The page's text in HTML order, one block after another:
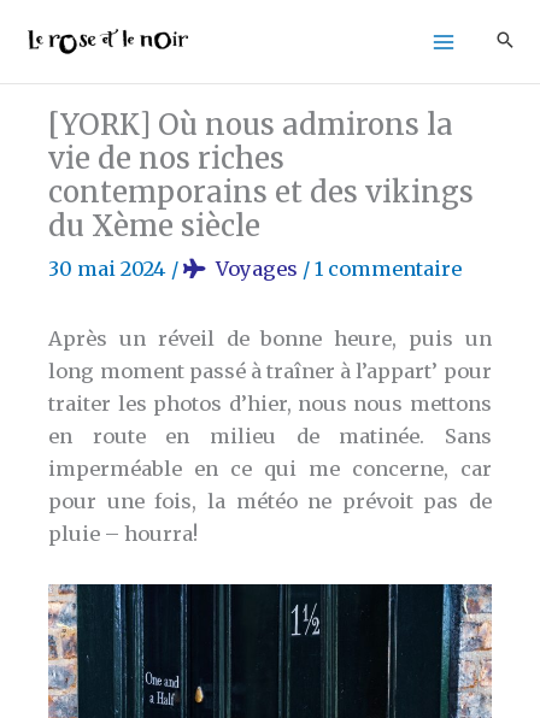
contenu
[YORK] Où nous admirons la
vie de nos riches
contemporains et des vikings
du Xème siècle
30 mai 2024 / Voyages / 1 commentaire
Après un réveil de bonne heure, puis un
long moment passé à traîner à l’appart’ pour
traiter les photos d’hier, nous nous mettons
en route en milieu de matinée. Sans
imperméable en ce qui me concerne, car
pour une fois, la météo ne prévoit pas de
pluie – hourra!